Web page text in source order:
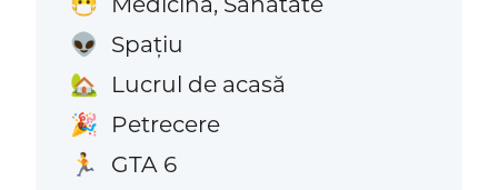
👽 Spațiu
🏡 Lucrul de acasă
🎉 Petrecere
🏃 GTA 6